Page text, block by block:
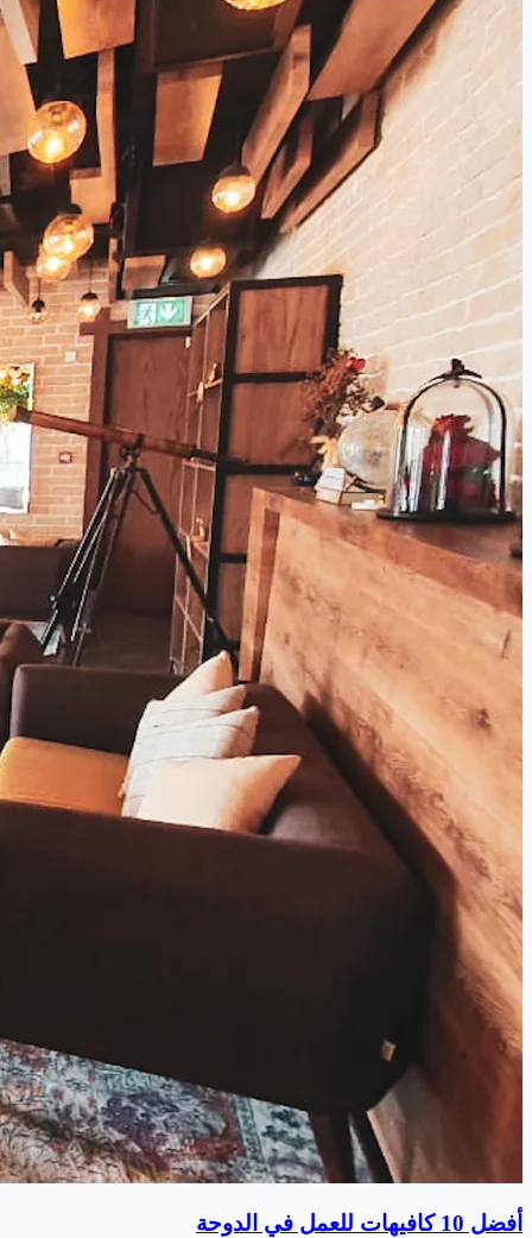
أفضل 10 كافيهات للعمل في الدوحة